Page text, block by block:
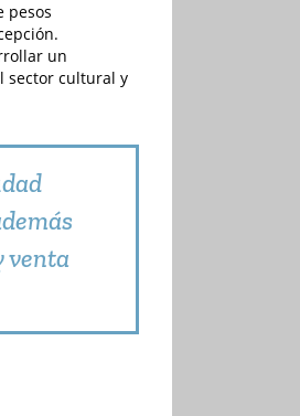
pesos
un
sector cultural y
venta